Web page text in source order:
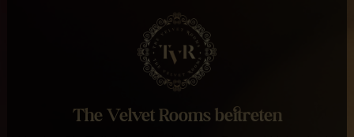
The Velvet Rooms beitreten